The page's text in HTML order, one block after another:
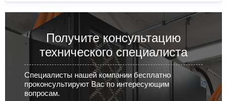
Получите консультацию
технического специалиста
Специалисты нашей компании бесплатно
проконсультируют Вас по интересующим
вопросам.